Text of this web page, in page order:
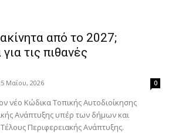
από το 2027;
τις πιθανές
Μαΐου, 2026 0
νέο Κώδικα Τοπικής Αυτοδιοίκησης
Ανάπτυξης υπέρ των δήμων και
Περιφερειακής Ανάπτυξης.